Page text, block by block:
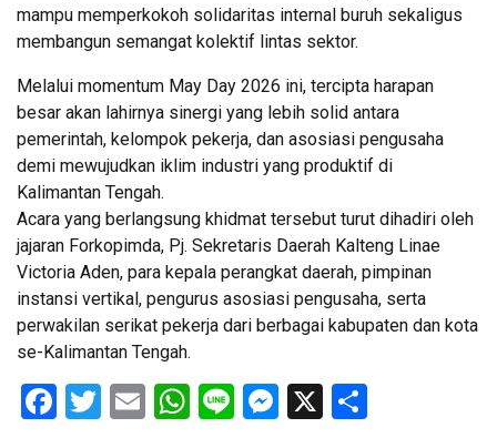
mampu memperkokoh solidaritas internal buruh sekaligus
membangun semangat kolektif lintas sektor.
Melalui momentum May Day 2026 ini, tercipta harapan
besar akan lahirnya sinergi yang lebih solid antara
pemerintah, kelompok pekerja, dan asosiasi pengusaha
demi mewujudkan iklim industri yang produktif di
Kalimantan Tengah.
Acara yang berlangsung khidmat tersebut turut dihadiri oleh
jajaran Forkopimda, Pj. Sekretaris Daerah Kalteng Linae
Victoria Aden, para kepala perangkat daerah, pimpinan
instansi vertikal, pengurus asosiasi pengusaha, serta
perwakilan serikat pekerja dari berbagai kabupaten dan kota
se-Kalimantan Tengah.
Facebook
Twitter
EmailWhatsApp
LineMessenger
X